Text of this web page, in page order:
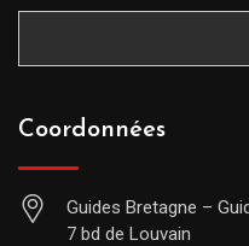
Coordonnées
Guides Bretagne –
7 bd de Louvain